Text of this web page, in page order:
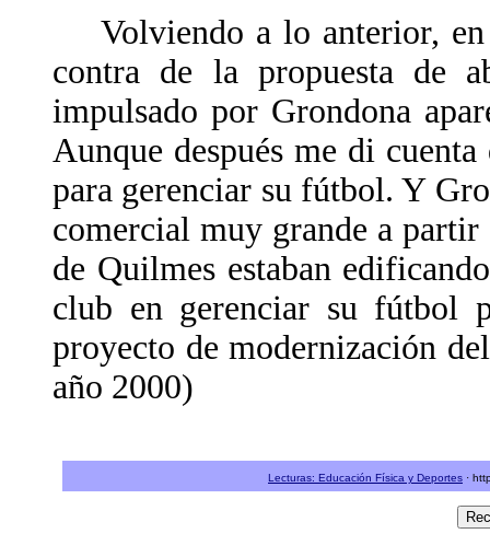
Volviendo a lo anterior, en
contra de la propuesta de
impulsado por Grondona
Aunque después me di
para gerenciar su fútbol. Y
comercial muy grande a
de Quilmes estaban
club en gerenciar su fútbol
proyecto de modernización
año 2000)
Lecturas: Educación Física y Deportes ·